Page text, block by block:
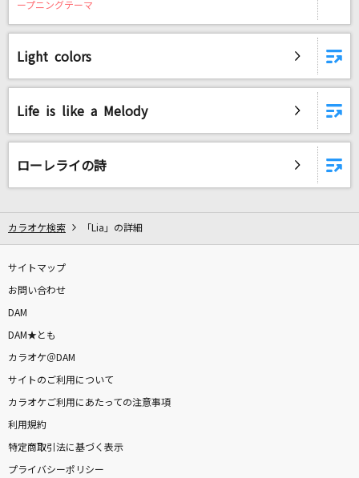
ープニングテーマ
Light colors
Life is like a Melody
ローレライの詩
カラオケ検索 「Lia」の詳細
サイトマップ
お問い合わせ
DAM
DAM★とも
カラオケ＠DAM
サイトのご利用について
カラオケご利用にあたっての注意事項
利用規約
特定商取引法に基づく表示
プライバシーポリシー